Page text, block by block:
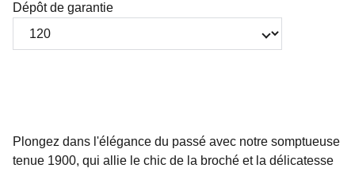
Dépôt de garantie
Plongez dans l'élégance du passé avec notre somptueuse
tenue 1900, qui allie le chic de la broché et la délicatesse